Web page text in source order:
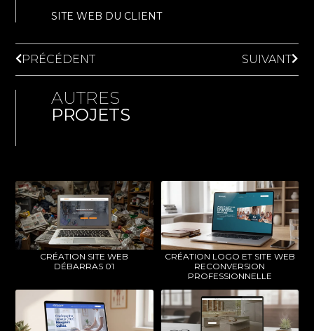
SITE WEB DU CLIENT
PRÉCÉDENT SUIVANT
AUTRES
PROJETS
CRÉATION SITE WEB
DÉBARRAS 01
CRÉATION LOGO ET SITE WEB
RECONVERSION
PROFESSIONNELLE